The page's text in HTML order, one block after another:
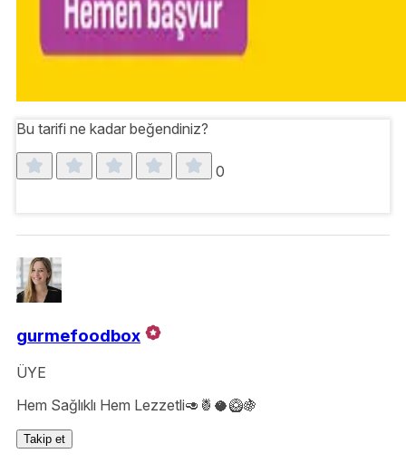
Bu tarifi ne kadar beğendiniz?
0
gurmefoodbox
ÜYE
Hem Sağlıklı Hem Lezzetli🥑🍍🥥🥝🍇
Takip et